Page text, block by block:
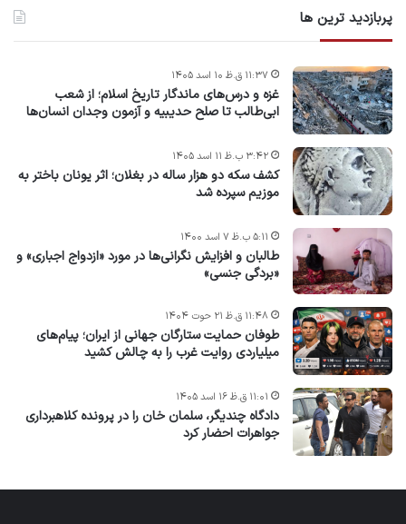
پربازدید ترین ها
غزه و درس‌های ماندگار تاریخ اسلام؛ از شعب
ابی‌طالب تا صلح حدیبیه و آزمون وجدان انسان‌ها
۱۱:۳۷ ق.ظ ۱۰ اسد ۱۴۰۵
کشف سکه دو هزار ساله در بغلان؛ اثر یونان باختر به
موزیم سپرده شد
۳:۴۲ ب.ظ ۱۱ اسد ۱۴۰۵
طالبان و افزایش نگرانی‌ها در مورد «ازدواج اجباری» و
«بردگی جنسی»
۵:۱۱ ب.ظ ۷ اسد ۱۴۰۰
طوفان حمایت ستارگان جهانی از ایران؛ پیام‌های
میلیاردی روایت غرب را به چالش کشید
۱۱:۴۸ ق.ظ ۲۱ حوت ۱۴۰۴
دادگاه چندیگر، سلمان خان را در پرونده کلاهبرداری
جواهرات احضار کرد
۱۱:۰۱ ق.ظ ۱۶ اسد ۱۴۰۵